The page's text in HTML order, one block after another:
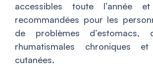
accessibles toute l’année
recommandées pour les
de problèmes d’estomacs,
rhumatismales chroniques et
cutanées.